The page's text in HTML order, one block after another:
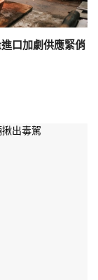
口加劇供應緊俏